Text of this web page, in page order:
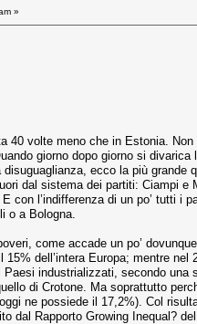
»
40 volte meno che in Estonia.
giorno dopo giorno si
ecco la più
dal sistema dei partiti: Ciampi
con l’indifferenza di un po’ tutti
o a Bologna.
come accade un po’
dell’intera Europa; mentre
industrializzati, secondo
di Crotone. Ma soprattutto
ne possiede il 17,2%). Col
dal Rapporto Growing Inequal?